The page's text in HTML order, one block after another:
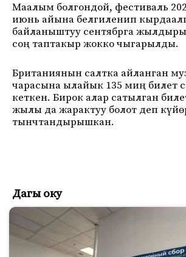
Маалым болгондой, фестиваль
июнь айына белгиленип
байланыштуу сентябрга
соң таптакыр жокко чыгарылды.
Британиянын салтка айланган
чарасына ылайык 135 миң билет
кеткен. Бирок алар сатылган
жылы да жарактуу болот деп
тынчтандырышкан.
Дагы оку